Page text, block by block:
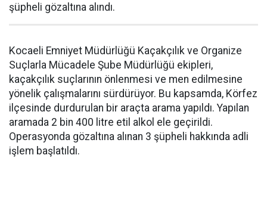
şüpheli gözaltına alındı.
Kocaeli Emniyet Müdürlüğü Kaçakçılık ve Organize
Suçlarla Mücadele Şube Müdürlüğü ekipleri,
kaçakçılık suçlarının önlenmesi ve men edilmesine
yönelik çalışmalarını sürdürüyor. Bu kapsamda, Körfez
ilçesinde durdurulan bir araçta arama yapıldı. Yapılan
aramada 2 bin 400 litre etil alkol ele geçirildi.
Operasyonda gözaltına alınan 3 şüpheli hakkında adli
işlem başlatıldı.